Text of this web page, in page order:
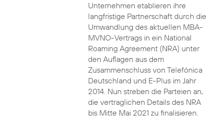
Unternehmen etablieren ihre
langfristige Partnerschaft durch die
Umwandlung des aktuellen MBA-
MVNO-Vertrags in ein National
Roaming Agreement (NRA) unter
den Auflagen aus dem
Zusammenschluss von Telefónica
Deutschland und E-Plus im Jahr
2014. Nun streben die Parteien an,
die vertraglichen Details des NRA
bis Mitte Mai 2021 zu finalisieren.